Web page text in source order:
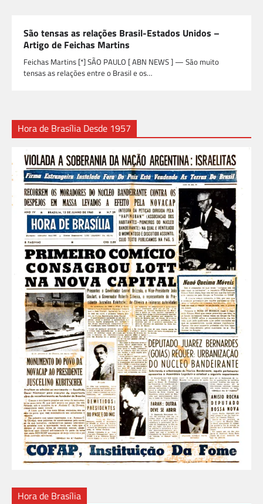
São tensas as relações Brasil-Estados Unidos –
Artigo de Feichas Martins
Feichas Martins [*] SÃO PAULO [ ABN NEWS ] — São muito
tensas as relações entre o Brasil e os…
Hora de Brasília Desde 1957
Hora de Brasília